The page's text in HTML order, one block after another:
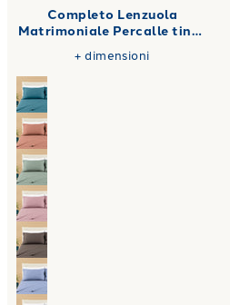
Completo Lenzuola
Matrimoniale Percalle tinta
unita 180X200
+dimensioni